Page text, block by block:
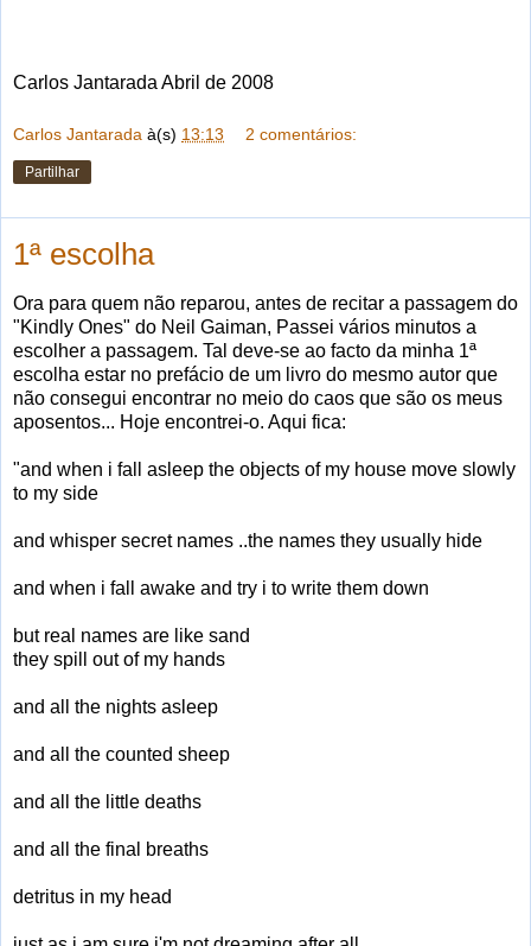
Carlos Jantarada Abril de 2008
Carlos Jantarada à(s) 13:13 2 comentários:
Partilhar
1ª escolha
Ora para quem não reparou, antes de recitar a passagem do
"Kindly Ones" do Neil Gaiman, Passei vários minutos a
escolher a passagem. Tal deve-se ao facto da minha 1ª
escolha estar no prefácio de um livro do mesmo autor que
não consegui encontrar no meio do caos que são os meus
aposentos... Hoje encontrei-o. Aqui fica:
"and when i fall asleep the objects of my house move slowly
to my side
and whisper secret names ..the names they usually hide
and when i fall awake and try i to write them down
but real names are like sand
they spill out of my hands
and all the nights asleep
and all the counted sheep
and all the little deaths
and all the final breaths
detritus in my head